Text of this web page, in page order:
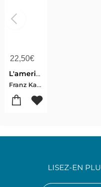
22,50€
L'amerique T.1 ; Une Villa Aux Environs De New York
Franz Kafka-Daniel Casanave-Robert Cara
LISEZ-EN